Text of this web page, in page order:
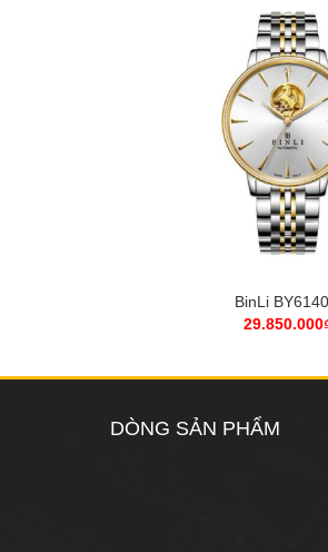
BinLi
29.850.000
DÒNG SẢN PHẨM